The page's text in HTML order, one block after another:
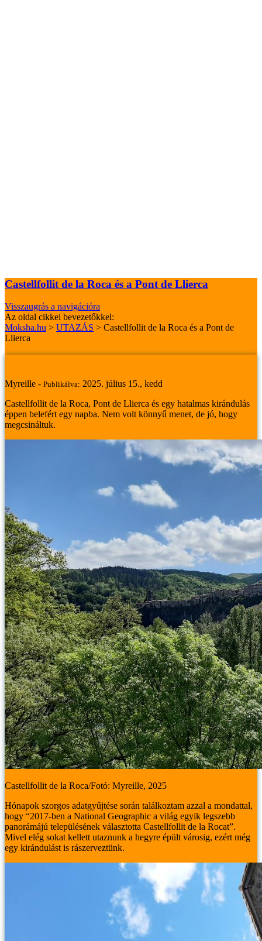
Castellfollit de la Roca és a Pont de Llierca
Visszaugrás a navigációra
Az oldal cikkei bevezetőkkel:
Moksha.hu > UTAZÁS > Castellfollit de la Roca és a Pont de
Llierca
Myreille - Publikálva: 2025. július 15., kedd
Castellfollit de la Roca, Pont de Llierca és egy hatalmas kirándulás
éppen belefért egy napba. Nem volt könnyű menet, de jó, hogy
megcsináltuk.
Castellfollit de la Roca/Fotó: Myreille, 2025
Hónapok szorgos adatgyűjtése során találkoztam azzal a mondattal,
hogy “2017-ben a National Geographic a világ egyik legszebb
panorámájú településének választotta Castellfollit de la Rocat”.
Mivel elég sokat kellett utaznunk a hegyre épült városig, ezért még
egy kirándulást is rászerveztünk.